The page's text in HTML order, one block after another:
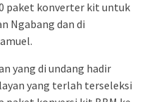
paket konverter kit untuk
Ngabang dan di
yang di undang hadir
yang terlah terseleksi